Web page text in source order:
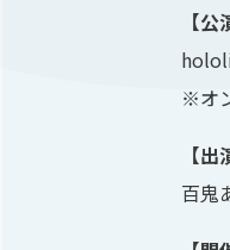
【公
※オ
【出
百鬼